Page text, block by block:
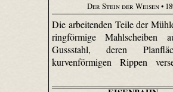
Der Stein der Weisen•
Die arbeitenden Teile der
ringförmige Mahl­scheiben
Gussstahl, deren
kurvenförmigen Rippen